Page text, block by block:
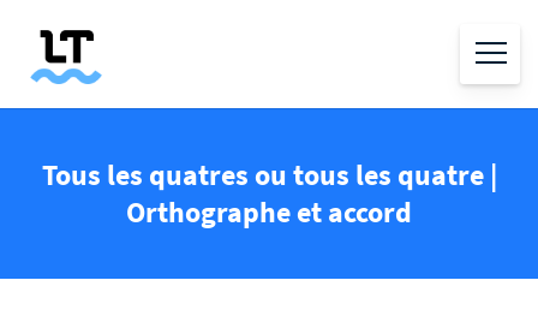
Tous les quatres ou tous les quatre |
Orthographe et accord